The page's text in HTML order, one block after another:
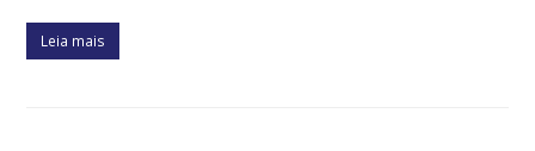
Leia mais